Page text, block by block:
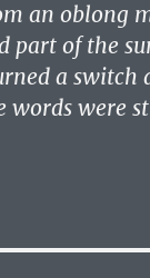
an oblong
of the
a switch
words were